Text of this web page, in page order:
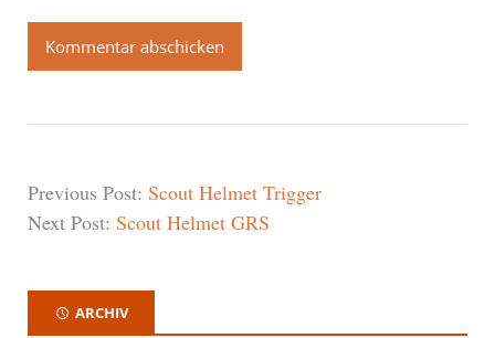
Previous Post: Scout Helmet Trigger
Next Post: Scout Helmet GRS
ARCHIV